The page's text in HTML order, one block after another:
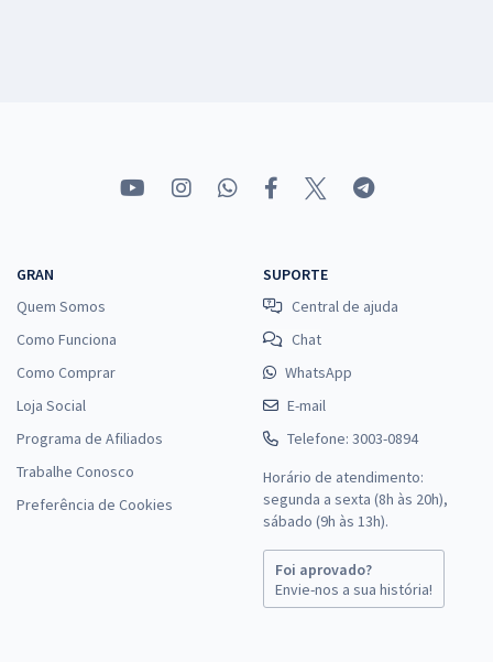
GRAN
Quem Somos
Como Funciona
Como Comprar
Loja Social
Programa de Afiliados
Trabalhe Conosco
Preferência de Cookies
SUPORTE
Central de ajuda
Chat
WhatsApp
E-mail
Telefone: 3003-0894
Horário de atendimento:
segunda a sexta (8h às 20h),
sábado (9h às 13h).
Foi aprovado?
Envie-nos a sua história!